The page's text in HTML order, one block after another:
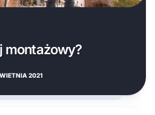
montażowy?
2021